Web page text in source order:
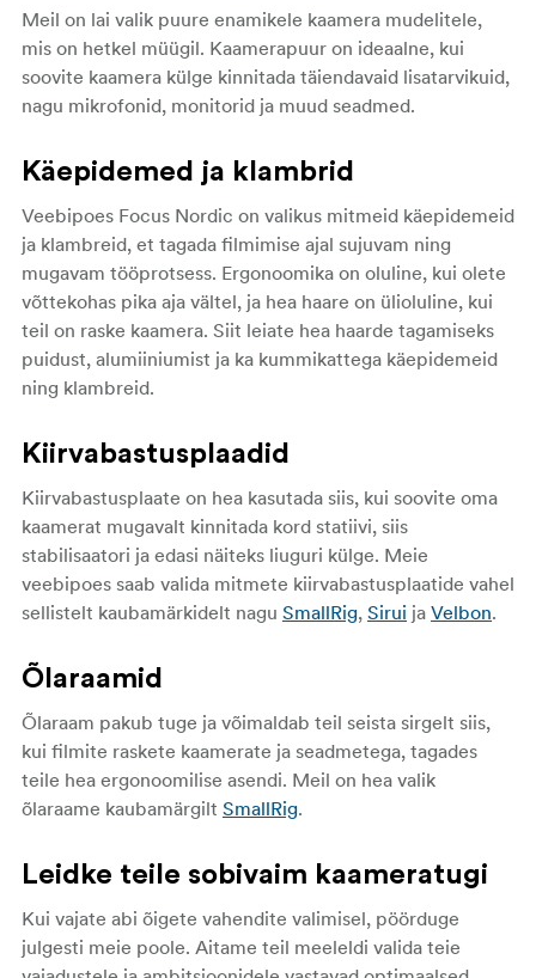
Meil on lai valik puure enamikele kaamera mudelitele,
mis on hetkel müügil. Kaamerapuur on ideaalne, kui
soovite kaamera külge kinnitada täiendavaid lisatarvikuid,
nagu mikrofonid, monitorid ja muud seadmed.
Käepidemed ja klambrid
Veebipoes Focus Nordic on valikus mitmeid käepidemeid
ja klambreid, et tagada filmimise ajal sujuvam ning
mugavam tööprotsess. Ergonoomika on oluline, kui olete
võttekohas pika aja vältel, ja hea haare on ülioluline, kui
teil on raske kaamera. Siit leiate hea haarde tagamiseks
puidust, alumiiniumist ja ka kummikattega käepidemeid
ning klambreid.
Kiirvabastusplaadid
Kiirvabastusplaate on hea kasutada siis, kui soovite oma
kaamerat mugavalt kinnitada kord statiivi, siis
stabilisaatori ja edasi näiteks liuguri külge. Meie
veebipoes saab valida mitmete kiirvabastusplaatide vahel
sellistelt kaubamärkidelt nagu SmallRig, Sirui ja Velbon.
Õlaraamid
Õlaraam pakub tuge ja võimaldab teil seista sirgelt siis,
kui filmite raskete kaamerate ja seadmetega, tagades
teile hea ergonoomilise asendi. Meil on hea valik
õlaraame kaubamärgilt SmallRig.
Leidke teile sobivaim kaameratugi
Kui vajate abi õigete vahendite valimisel, pöörduge
julgesti meie poole. Aitame teil meeleldi valida teie